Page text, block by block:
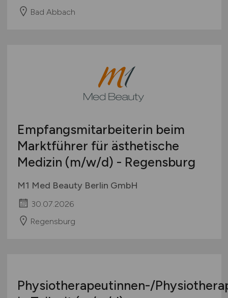
Bad Abbach
Empfangsmitarbeiterin beim
Marktführer für ästhetische
Medizin (m/w/d) - Regensburg
M1 Med Beauty Berlin GmbH
30.07.2026
Regensburg
Physiotherapeutinnen-/